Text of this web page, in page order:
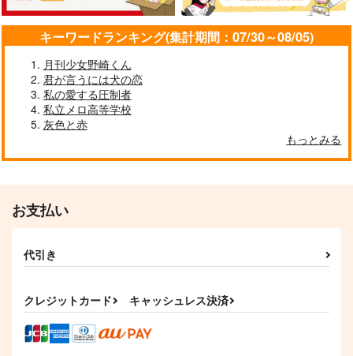
キーワードランキング(集計期間：07/30～08/05)
月刊少女野崎くん
君が言うには犬の恋
私の愛する圧制者
私立メロ高等学校
灰色と赤
もっとみる
お支払い
代引き
クレジットカード キャッシュレス決済